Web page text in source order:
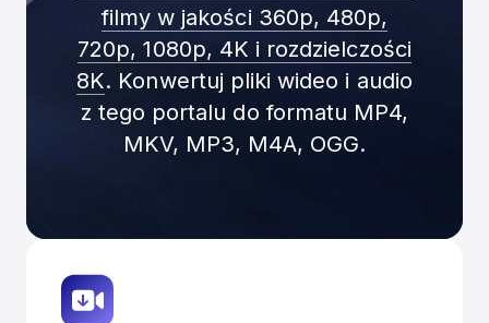
filmy w jakości 360p, 480p,
720p, 1080p, 4K i rozdzielczości
8K. Konwertuj pliki wideo i audio
z tego portalu do formatu MP4,
MKV, MP3, M4A, OGG.